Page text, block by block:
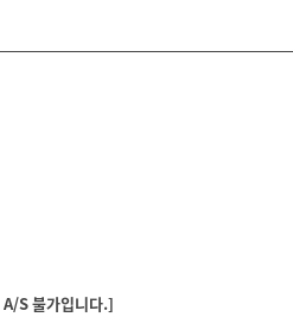
S 불가입니다.]